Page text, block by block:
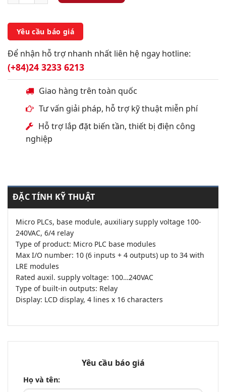
Yêu cầu báo giá
Để nhận hỗ trợ nhanh nhất liên hệ ngay hotline:
(+84)24 3233 6213
Giao hàng trên toàn quốc
Tư vấn giải pháp, hỗ trợ kỹ thuật miễn phí
Hỗ trợ lắp đặt biến tần, thiết bị điện công
nghiệp
ĐẶC TÍNH KỸ THUẬT
Micro PLCs, base module, auxiliary supply voltage 100-
240VAC, 6/4 relay
Type of product: Micro PLC base modules
Max I/O number: 10 (6 inputs + 4 outputs) up to 34 with
LRE modules
Rated auxil. supply voltage: 100…240VAC
Type of built-in outputs: Relay
Display: LCD display, 4 lines x 16 characters
Yêu cầu báo giá
Họ và tên: